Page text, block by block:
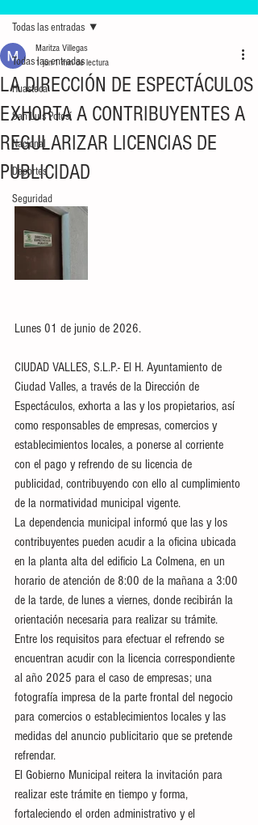
Todas las entradas
Huasteca
San Luis Potosí
Nacional
Deportes
Seguridad
Todas las entradas
LA DIRECCIÓN DE ESPECTÁCULOS
EXHORTA A CONTRIBUYENTES A
REGULARIZAR LICENCIAS DE
PUBLICIDAD
Maritza Villegas
1 jun1 min de lectura
Lunes 01 de junio de 2026.
CIUDAD VALLES, S.L.P.- El H. Ayuntamiento de
Ciudad Valles, a través de la Dirección de
Espectáculos, exhorta a las y los propietarios, así
como responsables de empresas, comercios y
establecimientos locales, a ponerse al corriente
con el pago y refrendo de su licencia de
publicidad, contribuyendo con ello al cumplimiento
de la normatividad municipal vigente.
La dependencia municipal informó que las y los
contribuyentes pueden acudir a la oficina ubicada
en la planta alta del edificio La Colmena, en un
horario de atención de 8:00 de la mañana a 3:00
de la tarde, de lunes a viernes, donde recibirán la
orientación necesaria para realizar su trámite.
Entre los requisitos para efectuar el refrendo se
encuentran acudir con la licencia correspondiente
al año 2025 para el caso de empresas; una
fotografía impresa de la parte frontal del negocio
para comercios o establecimientos locales y las
medidas del anuncio publicitario que se pretende
refrendar.
El Gobierno Municipal reitera la invitación para
realizar este trámite en tiempo y forma,
fortaleciendo el orden administrativo y el